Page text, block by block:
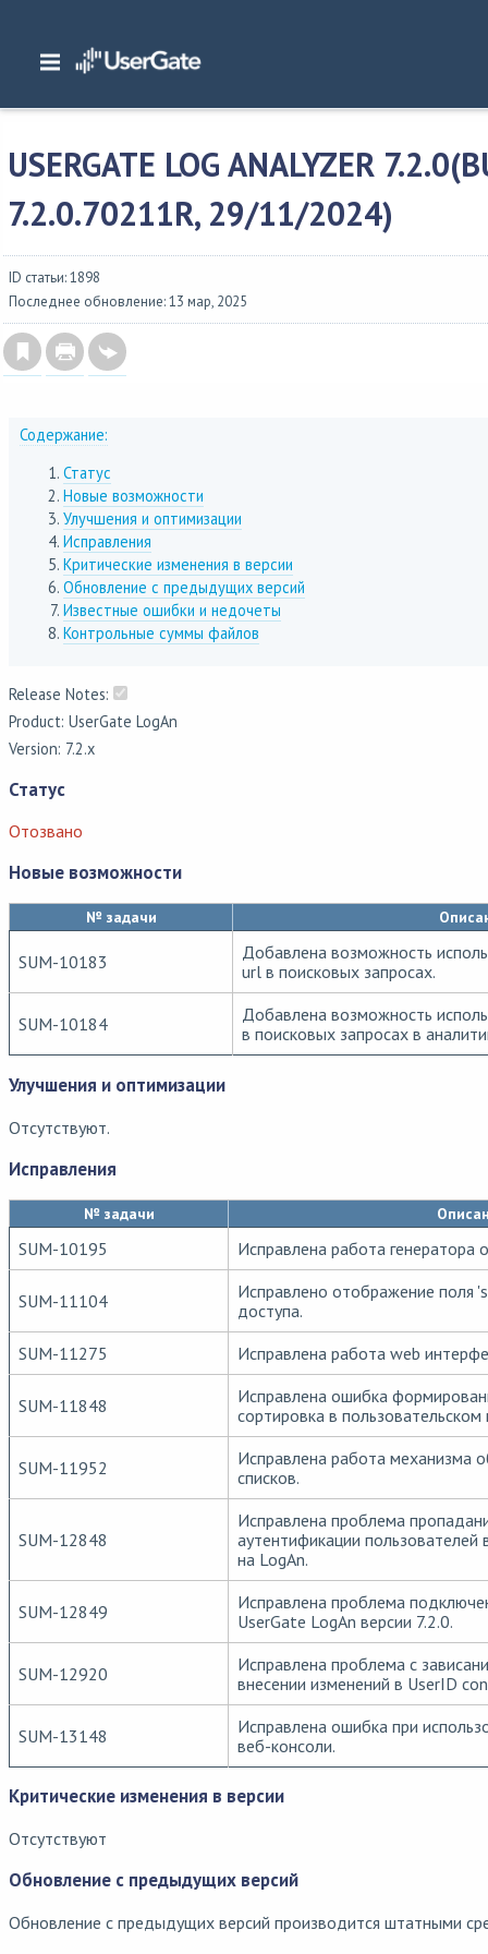
Главная/ Описание версий/UserGate SUMMA
7.2.0(build 7.2.0.70211R, 29/11/2024)
USERGATE LOG ANALYZER
7.2.0.70211R, 29/11/2024)
ID статьи: 1898
Последнее обновление: 13 мар, 2025
Содержание:
Статус
Новые возможности
Улучшения и оптимизации
Исправления
Критические изменения в версии
Обновление с предыдущих версий
Известные ошибки и недочеты
Контрольные суммы файлов
Release Notes:
Product: UserGate LogAn
Version: 7.2.x
Статус
Отозвано
Новые возможности
№ задачи
SUM-10183
Добавлена возможность
url в поисковых запросах.
SUM-10184
Добавлена возможность
в поисковых запросах в
Улучшения и оптимизации
Отсутствуют.
Исправления
№ задачи
SUM-10195 Исправлена работа генератора
SUM-11104
Исправлено отображение поля
доступа.
SUM-11275
Исправлена работа web
SUM-11848
Исправлена ошибка
сортировка в
SUM-11952
Исправлена работа механизма
списков.
SUM-12848
Исправлена проблема
аутентификации
на LogAn.
SUM-12849
Исправлена проблема
UserGate LogAn версии 7.2.0.
SUM-12920
Исправлена проблема с
внесении изменений в UserID
SUM-13148
Исправлена ошибка при
веб-консоли.
Критические изменения в версии
Отсутствуют
Обновление с предыдущих версий
Обновление с предыдущих версий производится штатными